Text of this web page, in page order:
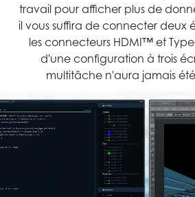
travail pour afficher plus de
il vous suffira de connecter deux
les connecteurs HDMI™ et
d'une configuration à trois
multitâche n'aura jamais été